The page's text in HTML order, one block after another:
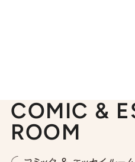
COMIC &
ROOM